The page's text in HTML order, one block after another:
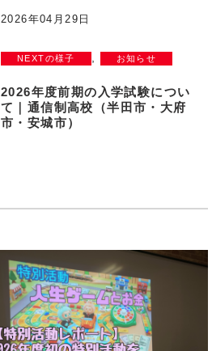
2026年04月29日
NEXTの様子 お知らせ
2026年度前期の入学試験につい
て｜通信制高校（半田市・大府
市・安城市）